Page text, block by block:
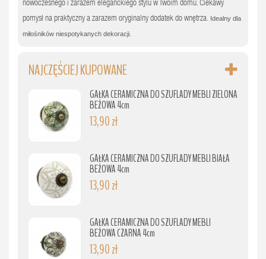
nowoczesnego i zarazem eleganckiego stylu w Twoim domu. Ciekawy
pomysł na praktyczny a zarazem oryginalny dodatek do wnętrza. Idealny dla
miłośników niespotykanych dekoracji.
NAJCZĘŚCIEJ KUPOWANE
GAŁKA CERAMICZNA DO SZUFLADY MEBLI ZIELONA
BEŻOWA 4cm
13,90 zł
GAŁKA CERAMICZNA DO SZUFLADY MEBLI BIAŁA
BEŻOWA 4cm
13,90 zł
GAŁKA CERAMICZNA DO SZUFLADY MEBLI
BEŻOWA CZARNA 4cm
13,90 zł